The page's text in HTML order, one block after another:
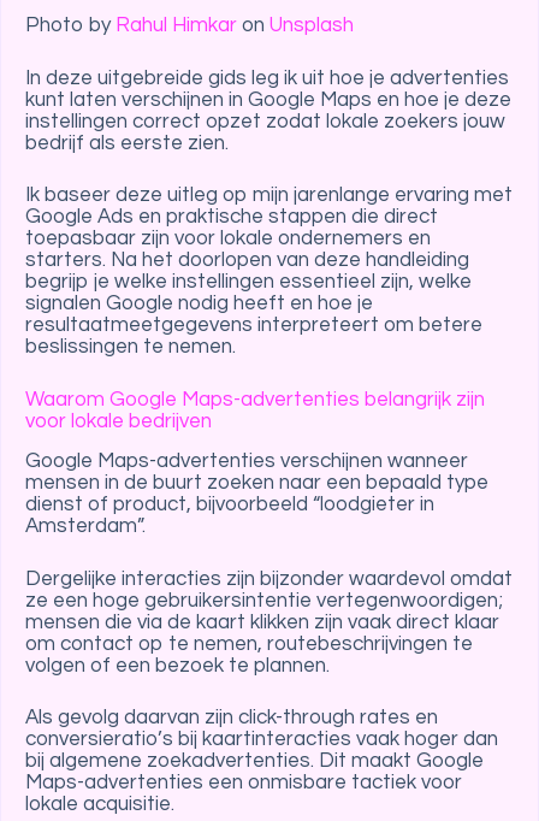
Photo by Rahul Himkar on Unsplash
In deze uitgebreide gids leg ik uit hoe je advertenties
kunt laten verschijnen in Google Maps en hoe je deze
instellingen correct opzet zodat lokale zoekers jouw
bedrijf als eerste zien.
Ik baseer deze uitleg op mijn jarenlange ervaring met
Google Ads en praktische stappen die direct
toepasbaar zijn voor lokale ondernemers en
starters. Na het doorlopen van deze handleiding
begrijp je welke instellingen essentieel zijn, welke
signalen Google nodig heeft en hoe je
resultaatmeetgegevens interpreteert om betere
beslissingen te nemen.
Waarom Google Maps-advertenties belangrijk zijn
voor lokale bedrijven
Google Maps-advertenties verschijnen wanneer
mensen in de buurt zoeken naar een bepaald type
dienst of product, bijvoorbeeld “loodgieter in
Amsterdam”.
Dergelijke interacties zijn bijzonder waardevol omdat
ze een hoge gebruikersintentie vertegenwoordigen;
mensen die via de kaart klikken zijn vaak direct klaar
om contact op te nemen, routebeschrijvingen te
volgen of een bezoek te plannen.
Als gevolg daarvan zijn click-through rates en
conversieratio’s bij kaartinteracties vaak hoger dan
bij algemene zoekadvertenties. Dit maakt Google
Maps-advertenties een onmisbare tactiek voor
lokale acquisitie.